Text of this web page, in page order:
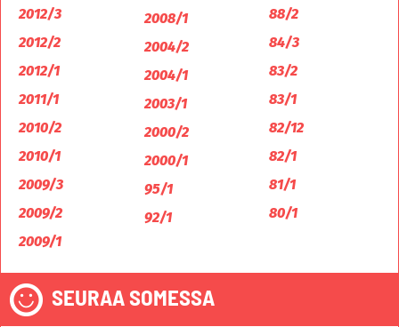
2012/3
2012/2
2012/1
2011/1
2010/2
2010/1
2009/3
2009/2
2009/1
2008/1
2004/2
2004/1
2003/1
2000/2
2000/1
95/1
92/1
88/2
84/3
83/2
83/1
82/12
82/1
81/1
80/1
SEURAA SOMESSA